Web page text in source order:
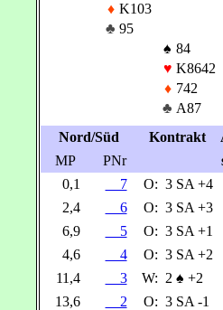
♦ K103
♣ 95
♠ 84
♥ K8642
♦ 742
♣ A87
Nord/Süd
Kontrakt
MP
PNr
0,1
7 O: 3 SA +4
2,4
6 O: 3 SA +3
6,9
5 O: 3 SA +1
4,6
4 O: 3 SA +2
11,4
3 W: 2 ♠ +2
13,6
2 O: 3 SA -1